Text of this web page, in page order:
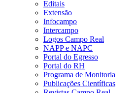
Editais
Extensão
Infocampo
Intercampo
Logos Campo Real
NAPP e NAPC
Portal do Egresso
Portal do RH
Programa de Monitoria
Publicações Científicas